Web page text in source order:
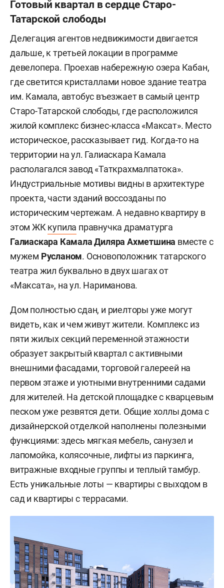
Готовый квартал в сердце Старо-
Татарской слободы
Делегация агентов недвижимости двигается
дальше, к третьей локации в программе
девелопера. Проехав набережную озера Кабан,
где светится кристаллами новое здание театра
им. Камала, автобус въезжает в самый центр
Старо-Татарской слободы, где расположился
жилой комплекс бизнес-класса «Максат». Место
историческое, рассказывает гид. Когда-то на
территории на ул. Галиаскара Камала
располагался завод «Таткрахмалпатока».
Индустриальные мотивы видны в архитектуре
проекта, части зданий воссозданы по
историческим чертежам. А недавно квартиру в
этом ЖК купила правнучка драматурга
Галиаскара Камала Диляра Ахметшина вместе с
мужем Русланом. Основоположник татарского
театра жил буквально в двух шагах от
«Максата», на ул. Нариманова.
Дом полностью сдан, и риелторы уже могут
видеть, как и чем живут жители. Комплекс из
пяти жилых секций переменной этажности
образует закрытый квартал с активными
внешними фасадами, торговой галереей на
первом этаже и уютными внутренними садами
для жителей. На детской площадке с кварцевым
песком уже резвятся дети. Общие холлы дома с
дизайнерской отделкой наполнены полезными
функциями: здесь мягкая мебель, санузел и
лапомойка, колясочные, лифты из паркинга,
витражные входные группы и теплый тамбур.
Есть уникальные лоты — квартиры с выходом в
сад и квартиры с террасами.